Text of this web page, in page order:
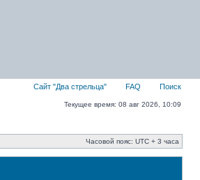
Сайт "Два стрельца" FAQ Поиск
Текущее время: 08 авг 2026, 10:09
Часовой пояс: UTC + 3 часа